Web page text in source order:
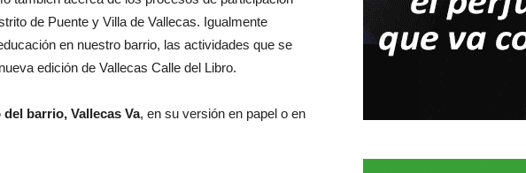
de Puente y Villa de Vallecas. Igualmente
en nuestro barrio, las actividades que se
edición de Vallecas Calle del Libro.
barrio, Vallecas Va, en su versión en papel o en